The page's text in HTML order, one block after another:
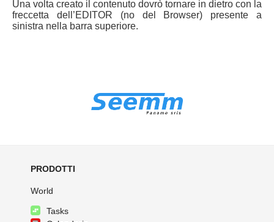
Una volta creato il contenuto dovrò tornare in dietro con la
freccetta dell’EDITOR (no del Browser) presente a
sinistra nella barra superiore.
PRODOTTI
World
Tasks